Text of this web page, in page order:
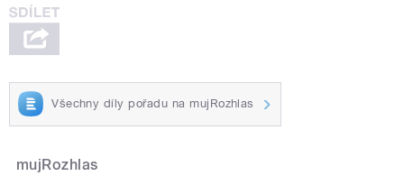
Všechny díly pořadu na mujRozhlas
mujRozhlas